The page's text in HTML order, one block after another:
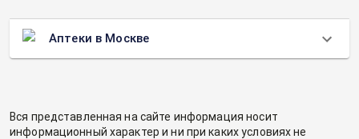
Аптеки в Москве
Вся представленная на сайте информация носит
информационный характер и ни при каких условиях не